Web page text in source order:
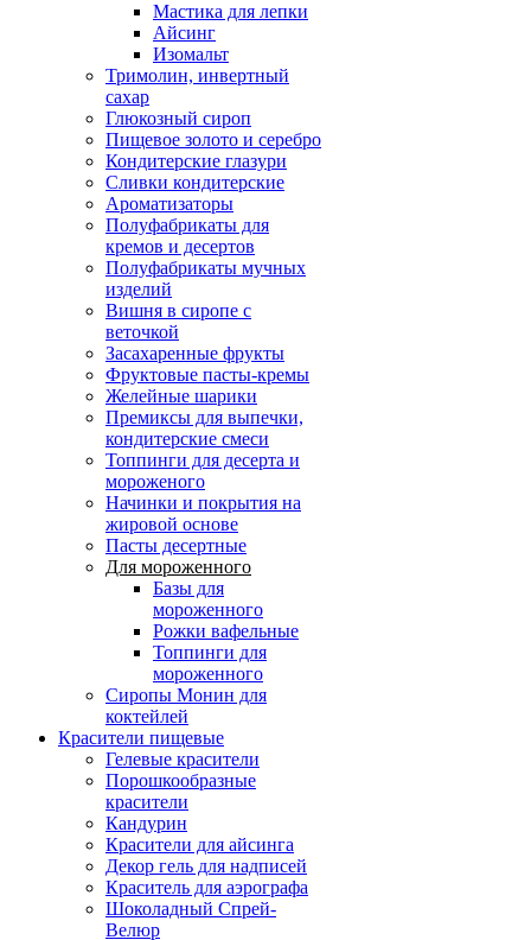
Мастика для лепки
Айсинг
Изомальт
Тримолин, инвертный
сахар
Глюкозный сироп
Пищевое золото и серебро
Кондитерские глазури
Сливки кондитерские
Ароматизаторы
Полуфабрикаты для
кремов и десертов
Полуфабрикаты мучных
изделий
Вишня в сиропе с
веточкой
Засахаренные фрукты
Фруктовые пасты-кремы
Желейные шарики
Премиксы для выпечки,
кондитерские смеси
Топпинги для десерта и
мороженого
Начинки и покрытия на
жировой основе
Пасты десертные
Для мороженного
Базы для
мороженного
Рожки вафельные
Топпинги для
мороженного
Сиропы Монин для
коктейлей
Красители пищевые
Гелевые красители
Порошкообразные
красители
Кандурин
Красители для айсинга
Декор гель для надписей
Краситель для аэрографа
Шоколадный Спрей-
Велюр